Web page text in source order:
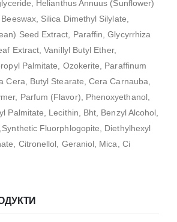
Helianthus Annuus (Sunflower)
Silica Dimethyl Silylate,
Seed Extract, Paraffin, Glycyrrhiza
Extract, Vanillyl Butyl Ether,
Palmitate, Ozokerite, Paraffinum
Cera, Butyl Stearate, Cera Carnauba,
Parfum (Flavor), Phenoxyethanol,
Palmitate, Lecithin, Bht, Benzyl Alcohol,
Fluorphlogopite, Diethylhexyl
Citronellol, Geraniol, Mica, Ci